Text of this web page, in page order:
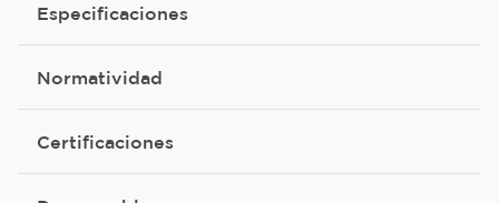
Especificaciones
Normatividad
Certificaciones